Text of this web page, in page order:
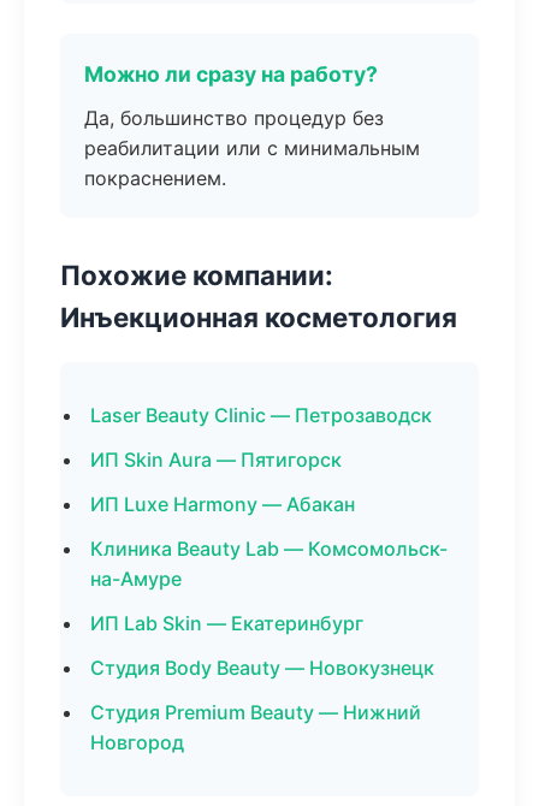
Можно ли сразу на работу?
Да, большинство процедур без
реабилитации или с минимальным
покраснением.
Похожие компании:
Инъекционная косметология
Laser Beauty Clinic — Петрозаводск
ИП Skin Aura — Пятигорск
ИП Luxe Harmony — Абакан
Клиника Beauty Lab — Комсомольск-
на-Амуре
ИП Lab Skin — Екатеринбург
Студия Body Beauty — Новокузнецк
Студия Premium Beauty — Нижний
Новгород